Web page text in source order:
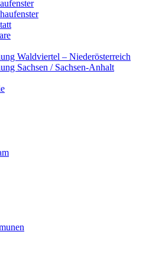
Waldviertel – Niederösterreich
Sachsen / Sachsen-Anhalt